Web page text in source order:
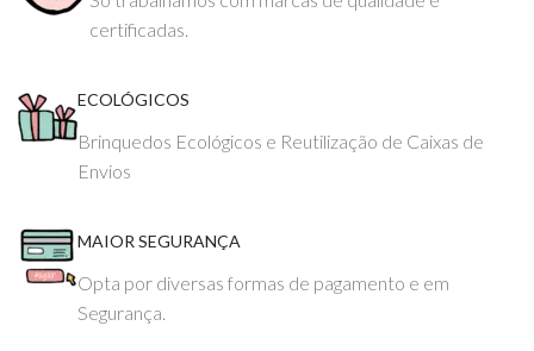
certificadas.
ECOLÓGICOS
Brinquedos Ecológicos e Reutilização de Caixas de
Envios
MAIOR SEGURANÇA
Opta por diversas formas de pagamento e em
Segurança.